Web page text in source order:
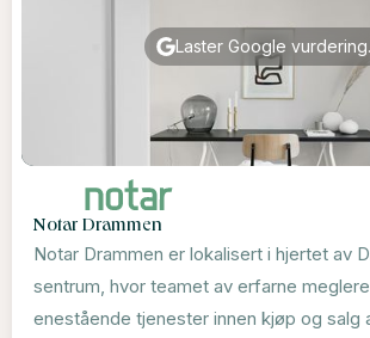
Laster Google
Notar Drammen
Notar Drammen er lokalisert i hjertet av
sentrum, hvor teamet av erfarne
enestående tjenester innen kjøp og salg